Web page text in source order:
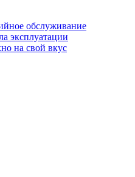
обслуживание
эксплуатации
на свой вкус